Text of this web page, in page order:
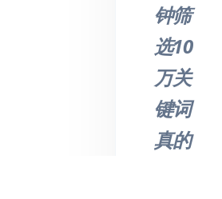
钟筛
选10
万关
键词
真的